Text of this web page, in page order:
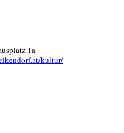
1a
kultur/